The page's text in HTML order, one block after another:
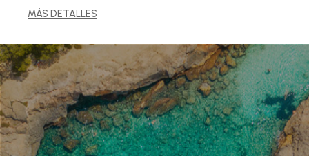
MÁS DETALLES